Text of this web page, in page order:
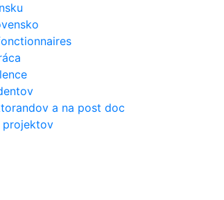
a na post doc
projektov